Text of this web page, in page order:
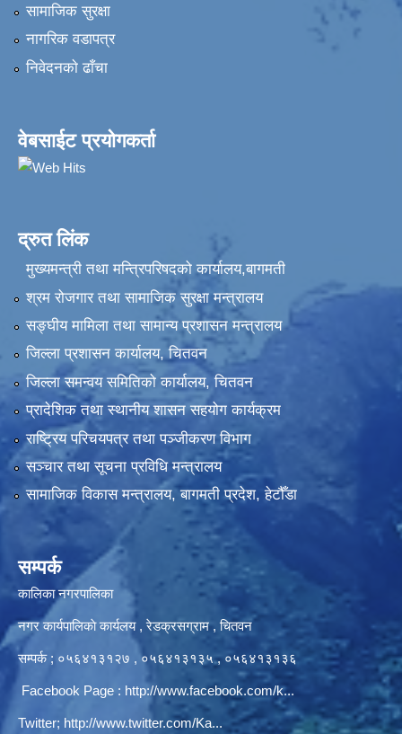
सामाजिक सुरक्षा
नागरिक वडापत्र
निवेदनकाे ढाँचा
वेबसाईट प्रयोगकर्ता
द्रुत लिंक
मुख्यमन्त्री तथा मन्त्रिपरिषदको कार्यालय,बागमती
श्रम रोजगार तथा सामाजिक सुरक्षा मन्त्रालय
सङ्‍घीय मामिला तथा सामान्य प्रशासन मन्त्रालय
जिल्ला प्रशासन कार्यालय, चितवन
जिल्ला समन्वय समितिको कार्यालय, चितवन
प्रादेशिक तथा स्थानीय शासन सहयोग कार्यक्रम
राष्ट्रिय परिचयपत्र तथा पञ्‍जीकरण विभाग
सञ्‍चार तथा सूचना प्रविधि मन्त्रालय
सामाजिक विकास मन्त्रालय, बागमती प्रदेश, हेटौँडा
सम्पर्क
कालिका नगरपालिका
नगर कार्यपालिकाे कार्यलय‍ , रेडक्रसग्राम , चितवन
सम्पर्क ; ०५६४१३१२७ , ०५६४१३१३५ , ०५६४१३१३६
Facebook Page : http://www.facebook.com/k...
Twitter; http://www.twitter.com/Ka...